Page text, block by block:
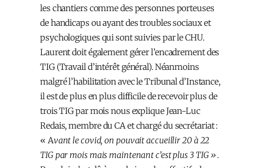
les chantiers comme des personnes porteuses
de handicaps ou ayant des troubles sociaux et
psychologiques qui sont suivies par le CHU.
Laurent doit également gérer l’encadrement des
TIG (Travail d’intérêt général). Néanmoins
malgré l’habilitation avec le Tribunal d’Instance,
il est de plus en plus difficile de recevoir plus de
trois TIG par mois nous explique Jean-Luc
Redais, membre du CA et chargé du secrétariat :
« Avant le covid, on pouvait accueillir 20 à 22
TIG par mois mais maintenant c’est plus 3 TIG ».